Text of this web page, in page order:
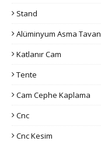
Stand
Alüminyum Asma Tavan
Katlanır Cam
Tente
Cam Cephe Kaplama
Cnc
Cnc Kesim